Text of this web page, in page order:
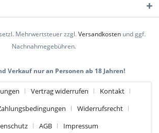
Mehrwertsteuer zzgl.Versandkosten und ggf.
Nachnahmegebühren.
Verkauf nur an Personen ab 18 Jahren!
Vertrag widerrufen
Kontakt
Widerrufsrecht
AGB Impressum